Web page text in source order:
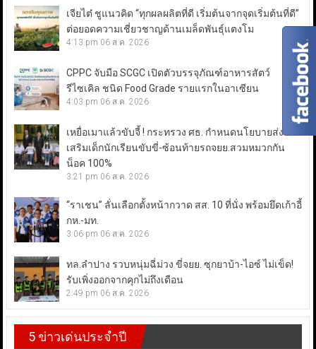
เจียไต๋ ชูแนวคิด “ทุกผลผลิตที่ดี เริ่มต้นจากจุดเริ่มต้นที่ดี”
ต่อยอดความเชี่ยวชาญด้านเมล็ดพันธุ์แตงโม
4:13 pm 06 ส.ค. 2026
CPPC จับมือ SCGC เปิดตัวบรรจุภัณฑ์อาหารสัตว์
รีไซเคิล ชนิด Food Grade รายแรกในอาเซียน
4:03 pm 06 ส.ค. 2026
เหยื่อเมาแล้วขับจี้ ! กระทรวง ศธ. กำหนดนโยบายส่ง
เสริมเด็กนักเรียนขับขี่-ซ้อนท้ายรถจยย.สวมหมวกกัน
น็อค 100%
3:21 pm 06 ส.ค. 2026
“ราเชน” ลั่นเลือกตั้งหน้ากวาด สส. 10 ที่นั่ง พร้อมยึดเก้าอี้
กห.-มท.
3:06 pm 06 ส.ค. 2026
ทล.ลำปาง รวบหนุ่มฉี่ม่วง ขี่จยย. ซุกยาบ้า-ไอซ์ ไม่เข็ด!
รับเพิ่งออกจากคุกไม่ถึงเดือน
2:49 pm 06 ส.ค. 2026
5 ข่าวเด่นประจำปี